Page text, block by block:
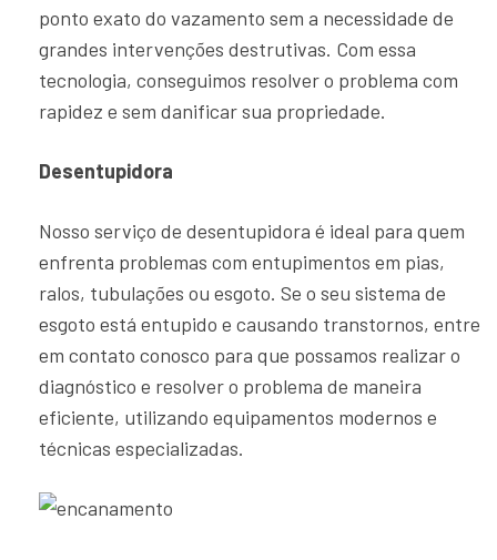
ponto exato do vazamento sem a necessidade de
grandes intervenções destrutivas. Com essa
tecnologia, conseguimos resolver o problema com
rapidez e sem danificar sua propriedade.
Desentupidora
Nosso serviço de desentupidora é ideal para quem
enfrenta problemas com entupimentos em pias,
ralos, tubulações ou esgoto. Se o seu sistema de
esgoto está entupido e causando transtornos, entre
em contato conosco para que possamos realizar o
diagnóstico e resolver o problema de maneira
eficiente, utilizando equipamentos modernos e
técnicas especializadas.